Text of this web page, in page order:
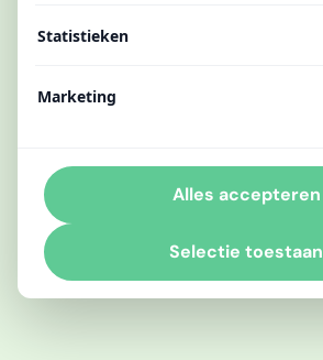
Statistieken
Marketing
Selectie toestaan
Alles accepteren